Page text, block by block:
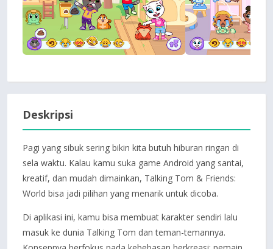
Deskripsi
Pagi yang sibuk sering bikin kita butuh hiburan ringan di
sela waktu. Kalau kamu suka game Android yang santai,
kreatif, dan mudah dimainkan, Talking Tom & Friends:
World bisa jadi pilihan yang menarik untuk dicoba.
Di aplikasi ini, kamu bisa membuat karakter sendiri lalu
masuk ke dunia Talking Tom dan teman-temannya.